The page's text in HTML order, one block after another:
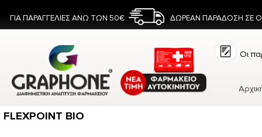
ΔΩΡΕΑΝ ΠΑΡΑΔΟΣΗ ΣΕ
ΓΙΑ ΠΑΡΑΓΓΕΛΙΕΣ ΑΝΩ ΤΩΝ 50€
Οι
FLEXPOINT BIO